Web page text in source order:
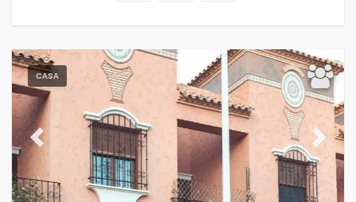
Confort
Servicios
CASA
Previous Next